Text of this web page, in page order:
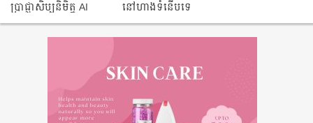
ប្រាជ្ញាសិប្បនិមិត្ម AI
នៅហាងទំនើបទេ